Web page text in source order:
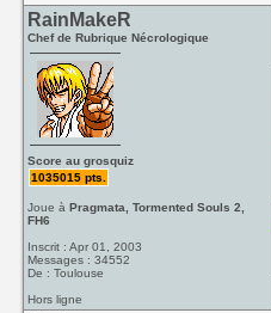
RainMakeR
Chef de Rubrique Nécrologique
Score au grosquiz
1035015 pts.
Joue àPragmata, Tormented Souls 2,
FH6
Inscrit : Apr 01, 2003
Messages : 34552
De : Toulouse
Hors ligne